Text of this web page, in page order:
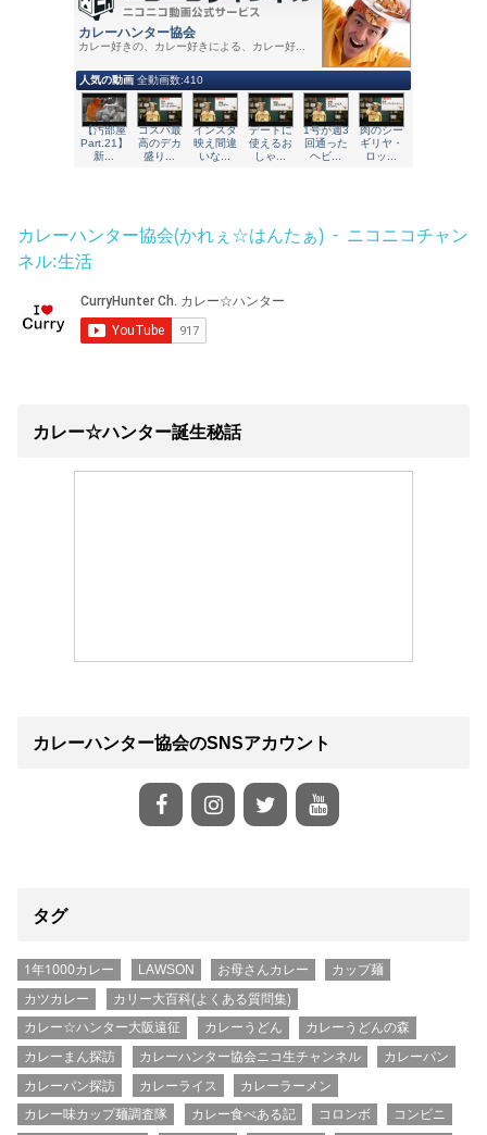
カレーハンター協会(かれぇ☆はんたぁ) - ニコニコチャン
ネル:生活
カレー☆ハンター誕生秘話
カレーハンター協会のSNSアカウント
タグ
1年1000カレー LAWSON お母さんカレー
カップ麺
カツカレー
カリー大百科(よくある質問集)
カレー☆ハンター大阪遠征
カレーうどん
カレーうどんの森
カレーまん探訪
カレーハンター協会ニコ生チャンネル
カレーパン
カレーパン探訪
カレーライス
カレーラーメン
カレー味カップ麺調査隊
カレー食べある記 コロンボ
コンビニ